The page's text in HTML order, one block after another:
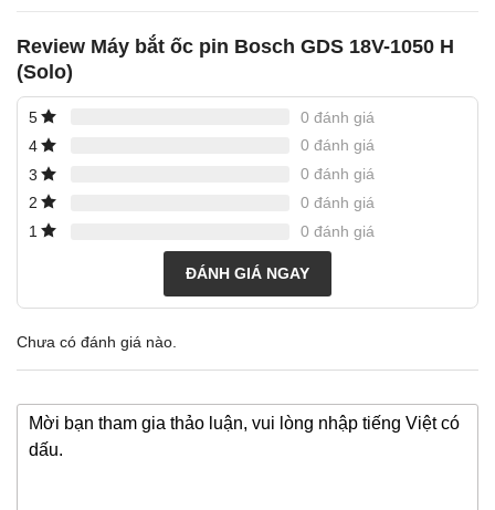
Review Máy bắt ốc pin Bosch GDS 18V-1050 H
(Solo)
5
0 đánh giá
4
0 đánh giá
3
0 đánh giá
2
0 đánh giá
1
0 đánh giá
ĐÁNH GIÁ NGAY
Chưa có đánh giá nào.